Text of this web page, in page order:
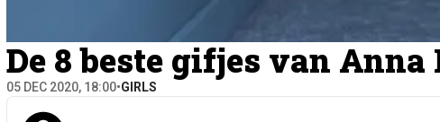
De 8 beste gifjes van
05 DEC 2020, 18:00•GIRLS